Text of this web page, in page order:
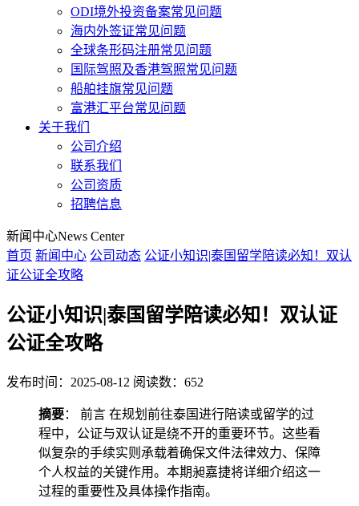
ODI境外投资备案常见问题
海内外签证常见问题
全球条形码注册常见问题
国际驾照及香港驾照常见问题
船舶挂旗常见问题
富港汇平台常见问题
关于我们
公司介绍
联系我们
公司资质
招聘信息
新闻中心News Center
首页 新闻中心 公司动态 公证小知识|泰国留学陪读必知！双认
证公证全攻略
公证小知识|泰国留学陪读必知！双认证
公证全攻略
发布时间：2025-08-12 阅读数：652
摘要： 前言 在规划前往泰国进行陪读或留学的过
程中，公证与双认证是绕不开的重要环节。这些看
似复杂的手续实则承载着确保文件法律效力、保障
个人权益的关键作用。本期昶嘉捷将详细介绍这一
过程的重要性及具体操作指南。